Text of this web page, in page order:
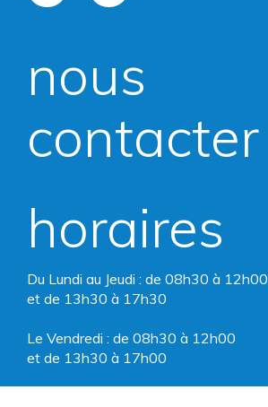
le
Facebook
le
Instagram
nous
contacter
horaires
Du Lundi au Jeudi : de 08h30 à 12h00
et de 13h30 à 17h30
Le Vendredi : de 08h30 à 12h00
et de 13h30 à 17h00